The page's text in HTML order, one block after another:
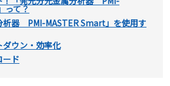
って？
析器 PMI-MASTER Smart」を使用す
ダウン・効率化
ード